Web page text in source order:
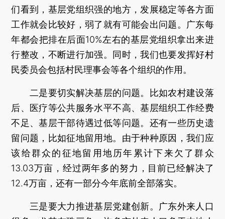
们看到，基层党组织强的地方，发展稳定等各方面
工作就会比较好，弱了就有可能会出问题。广东每
年都会把排在后面10%左右的基层党组织拿出来进
行整改，不断进行加强。同时，我们也要发挥好村
民委员会包括村民理事会等各个组织的作用。
二是要切实解决基层的问题。比如农村建设落
后、医疗等公共服务水平不高、基层组织工作经费
不足、基层干部待遇过低等问题。还有一些历史遗
留问题，比如征地留用地。由于种种原因，我们应
该给群众的征地留用地历年累计下来欠了群众
13.03万亩，经过两年多的努力，目前已经解决了
12.4万亩，还有一部分今年底前全部落实。
三是要大力推进基层党建创新。广东外来人口